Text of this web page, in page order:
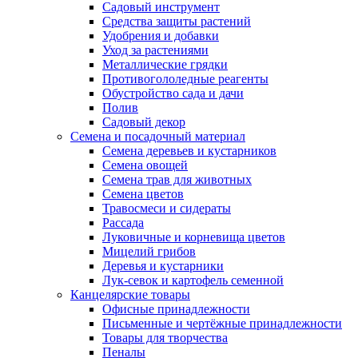
Садовый инструмент
Средства защиты растений
Удобрения и добавки
Уход за растениями
Металлические грядки
Противогололедные реагенты
Обустройство сада и дачи
Полив
Садовый декор
Семена и посадочный материал
Семена деревьев и кустарников
Семена овощей
Семена трав для животных
Семена цветов
Травосмеси и сидераты
Рассада
Луковичные и корневища цветов
Мицелий грибов
Деревья и кустарники
Лук-севок и картофель семенной
Канцелярские товары
Офисные принадлежности
Письменные и чертёжные принадлежности
Товары для творчества
Пеналы